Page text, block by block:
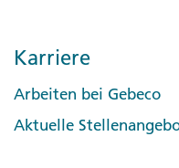
Karriere
Arbeiten bei Gebeco
Aktuelle